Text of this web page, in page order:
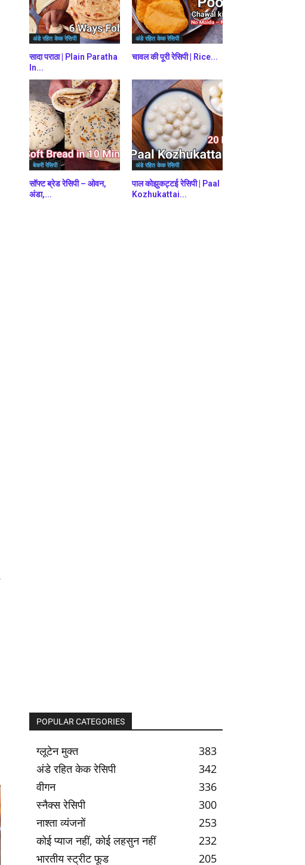
अंडे रहित केक रेसिपी
सादा पराठा | Plain Paratha
In...
अंडे रहित केक रेसिपी
चावल की पूरी रेसिपी | Rice...
बेकरी रेसिपी
सॉफ्ट ब्रेड रेसिपी – ओवन,
अंडा,...
अंडे रहित केक रेसिपी
पाल कोझुकट्टई रेसिपी | Paal
Kozhukattai...
POPULAR CATEGORIES
ग्लूटेन मुक्त
383
अंडे रहित केक रेसिपी
342
वीगन
336
स्नैक्स रेसिपी
300
नाश्ता व्यंजनों
253
कोई प्याज नहीं, कोई लहसुन नहीं
232
भारतीय स्ट्रीट फूड
205